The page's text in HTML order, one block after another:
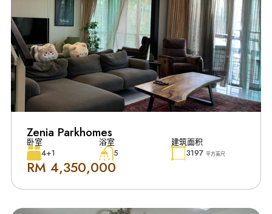
Zenia Parkhomes
卧室
4+1
浴室
5
建筑面积
3197 平方英尺
RM 4,350,000